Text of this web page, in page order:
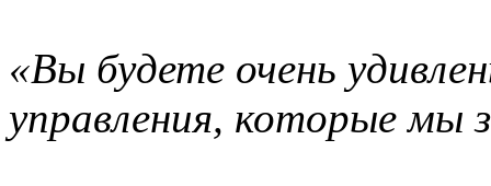
«Вы будете очень
управления, которые мы